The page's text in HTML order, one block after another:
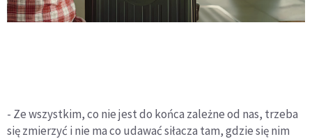
- Ze wszystkim, co nie jest do końca zależne od nas, trzeba
się zmierzyć i nie ma co udawać siłacza tam, gdzie się nim